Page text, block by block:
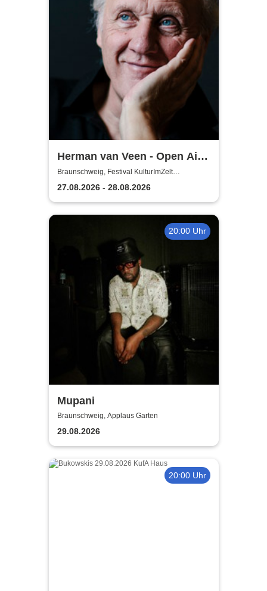
Herman van Veen - Open Air
2026
Braunschweig, Festival KulturImZelt
Braunschweig
27.08.2026 - 28.08.2026
20:00 Uhr
Mupani
Braunschweig, Applaus Garten
29.08.2026
20:00 Uhr